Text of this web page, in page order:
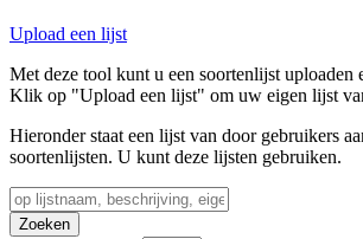
Upload een lijst
Met deze tool kunt u een soortenlijst uploaden
Klik op "Upload een lijst" om uw eigen lijst
Hieronder staat een lijst van door gebruikers
soortenlijsten. U kunt deze lijsten gebruiken.
Zoeken